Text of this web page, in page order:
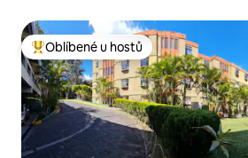
Nejlepší v kategorii Oblíbené u hostů
Oblíbené u hostů